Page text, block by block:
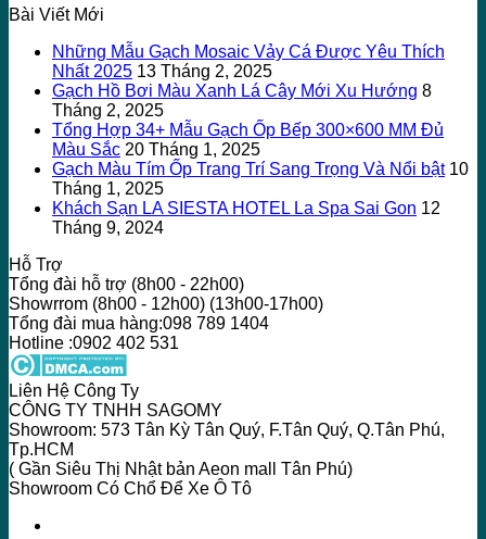
Bài Viết Mới
Những Mẫu Gạch Mosaic Vảy Cá Được Yêu Thích
Nhất 2025 13 Tháng 2, 2025
Gạch Hồ Bơi Màu Xanh Lá Cây Mới Xu Hướng 8
Tháng 2, 2025
Tổng Hợp 34+ Mẫu Gạch Ốp Bếp 300×600 MM Đủ
Màu Sắc 20 Tháng 1, 2025
Gạch Màu Tím Ốp Trang Trí Sang Trọng Và Nổi bật 10
Tháng 1, 2025
Khách Sạn LA SIESTA HOTEL La Spa Sai Gon 12
Tháng 9, 2024
Hỗ Trợ
Tổng đài hỗ trợ (8h00 - 22h00)
Showrrom (8h00 - 12h00) (13h00-17h00)
Tổng đài mua hàng:098 789 1404
Hotline :0902 402 531
Liên Hệ Công Ty
CÔNG TY TNHH SAGOMY
Showroom: 573 Tân Kỳ Tân Quý, F.Tân Quý, Q.Tân Phú,
Tp.HCM
( Gần Siêu Thị Nhật bản Aeon mall Tân Phú)
Showroom Có Chổ Để Xe Ô Tô